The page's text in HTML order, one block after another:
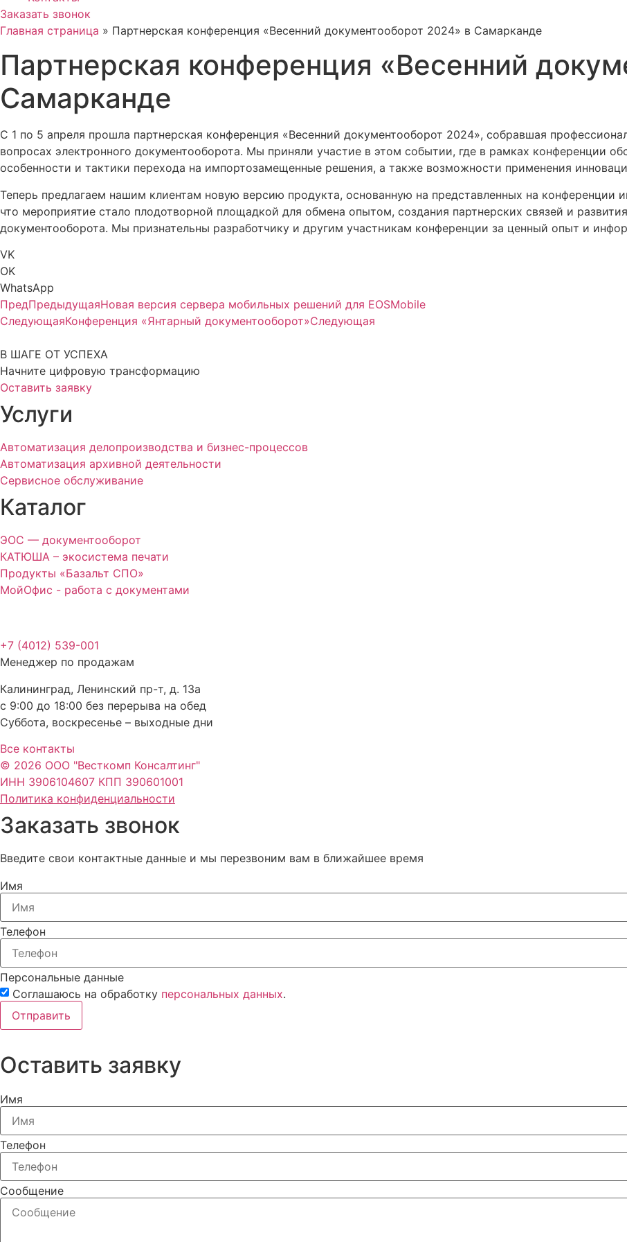
Заказать звонок
Главная страница » Партнерская конференция «Весенний документооборот 2024» в Самарканде
Партнерская конференция «Весенний
Самарканде
С 1 по 5 апреля прошла партнерская конференция «Весенний документооборот 2024», собравшая
вопросах электронного документооборота. Мы приняли участие в этом событии, где в рамках конференции
особенности и тактики перехода на импортозамещенные решения, а также возможности применения
Теперь предлагаем нашим клиентам новую версию продукта, основанную на представленных на
что мероприятие стало плодотворной площадкой для обмена опытом, создания партнерских связей и
документооборота. Мы признательны разработчику и другим участникам конференции за ценный опыт и
VK
OK
WhatsApp
ПредПредыдущаяНовая версия сервера мобильных решений для EOSMobile
СледующаяКонференция «Янтарный документооборот»Следующая
В ШАГЕ ОТ УСПЕХА
Начните цифровую трансформацию
Оставить заявку
Услуги
Автоматизация делопроизводства и бизнес-процессов
Автоматизация архивной деятельности
Сервисное обслуживание
Каталог
ЭОС — документооборот
КАТЮША – экосистема печати
Продукты «Базальт СПО»
МойОфис - работа с документами
+7 (4012) 539-001
Менеджер по продажам
Калининград, Ленинский пр-т, д. 13а
с 9:00 до 18:00 без перерыва на обед
Суббота, воскресенье – выходные дни
Все контакты
© 2026 ООО "Весткомп Консалтинг"
ИНН 3906104607 КПП 390601001
Политика конфиденциальности
Заказать звонок
Введите свои контактные данные и мы перезвоним вам в ближайшее время
Имя
Телефон
Персональные данные
Соглашаюсь на обработку персональных данных.
Отправить
Оставить заявку
Имя
Телефон
Сообщение